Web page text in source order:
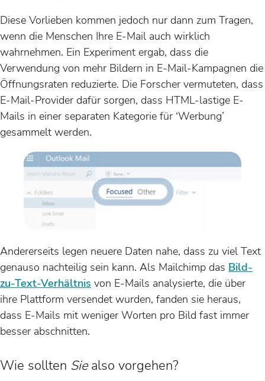
Diese Vorlieben kommen jedoch nur dann zum Tragen,
wenn die Menschen Ihre E-Mail auch wirklich
wahrnehmen. Ein Experiment ergab, dass die
Verwendung von mehr Bildern in E-Mail-Kampagnen die
Öffnungsraten reduzierte. Die Forscher vermuteten, dass
E-Mail-Provider dafür sorgen, dass HTML-lastige E-
Mails in einer separaten Kategorie für ‘Werbung’
gesammelt werden.
Andererseits legen neuere Daten nahe, dass zu viel Text
genauso nachteilig sein kann. Als Mailchimp das Bild-
zu-Text-Verhältnis von E-Mails analysierte, die über
ihre Plattform versendet wurden, fanden sie heraus,
dass E-Mails mit weniger Worten pro Bild fast immer
besser abschnitten.
Wie sollten Siealso vorgehen?